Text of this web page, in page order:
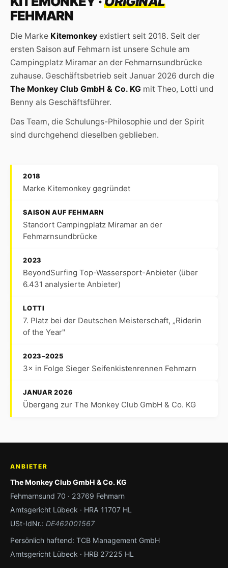
FEHMARN
Die Marke Kitemonkey existiert seit 2018. Seit der
ersten Saison auf Fehmarn ist unsere Schule am
Campingplatz Miramar an der Fehmarnsundbrücke
zuhause. Geschäftsbetrieb seit Januar 2026 durch die
The Monkey Club GmbH & Co. KG mit Theo, Lotti und
Benny als Geschäftsführer.
Das Team, die Schulungs-Philosophie und der Spirit
sind durchgehend dieselben geblieben.
2018
Marke Kitemonkey gegründet
SAISON AUF FEHMARN
Standort Campingplatz Miramar an der
Fehmarnsundbrücke
2023
BeyondSurfing Top-Wassersport-Anbieter (über
6.431 analysierte Anbieter)
LOTTI
7. Platz bei der Deutschen Meisterschaft, „Riderin
of the Year"
2023–2025
3× in Folge Sieger Seifenkistenrennen Fehmarn
JANUAR 2026
Übergang zur The Monkey Club GmbH & Co. KG
ANBIETER
The Monkey Club GmbH & Co. KG
Fehmarnsund 70 · 23769 Fehmarn
Amtsgericht Lübeck · HRA 11707 HL
USt-IdNr.: DE462001567
Persönlich haftend: TCB Management GmbH
Amtsgericht Lübeck · HRB 27225 HL